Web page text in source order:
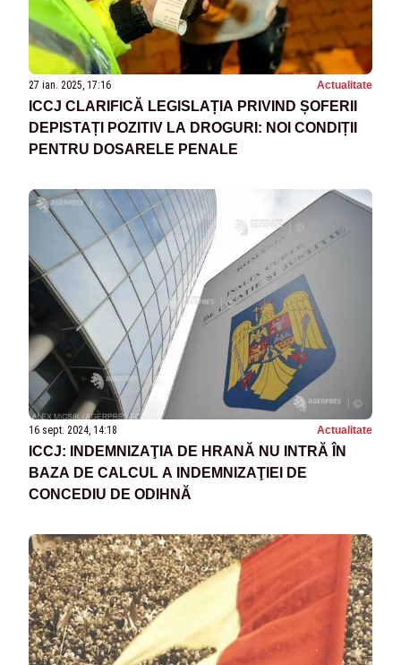
27 ian. 2025, 17:16 Actualitate
ICCJ CLARIFICĂ LEGISLAȚIA PRIVIND ȘOFERII
DEPISTAȚI POZITIV LA DROGURI: NOI CONDIȚII
PENTRU DOSARELE PENALE
16 sept. 2024, 14:18 Actualitate
ICCJ: INDEMNIZAŢIA DE HRANĂ NU INTRĂ ÎN
BAZA DE CALCUL A INDEMNIZAŢIEI DE
CONCEDIU DE ODIHNĂ